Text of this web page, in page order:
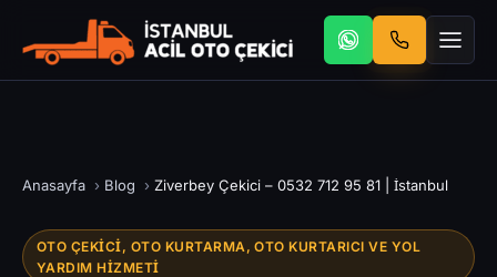
Anasayfa › Blog › Ziverbey Çekici – 0532 712 95 81 | İstanbul
OTO ÇEKICI, OTO KURTARMA, OTO KURTARICI VE YOL
YARDIM HIZMETI